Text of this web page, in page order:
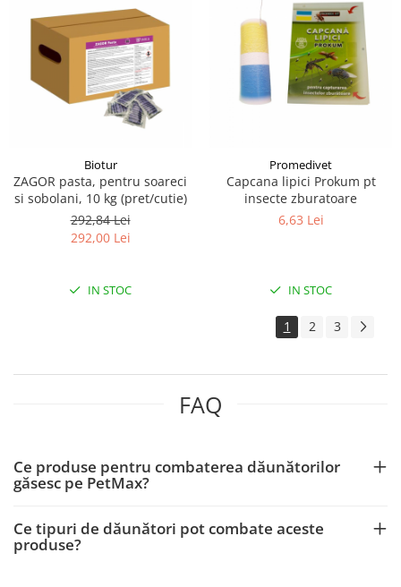
Biotur
ZAGOR pasta, pentru soareci
si sobolani, 10 kg (pret/cutie)
292,84 Lei
292,00 Lei
IN STOC
Promedivet
Capcana lipici Prokum pt
insecte zburatoare
6,63 Lei
IN STOC
1 2 3
FAQ
Ce produse pentru combaterea dăunătorilor
găsesc pe PetMax?
Ce tipuri de dăunători pot combate aceste
produse?